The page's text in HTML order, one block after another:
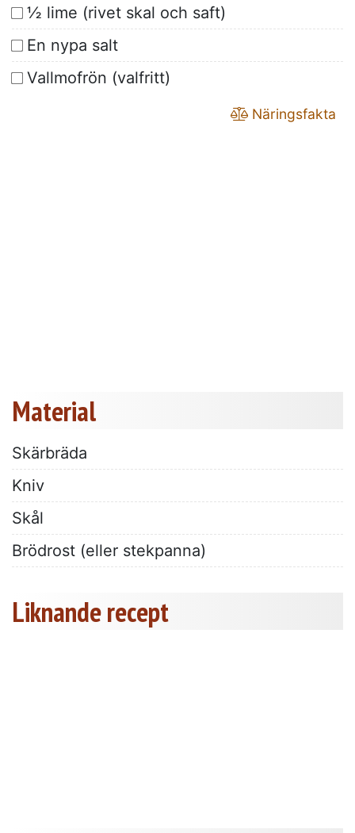
½ lime (rivet skal och saft)
En nypa salt
Vallmofrön (valfritt)
Näringsfakta
Material
Skärbräda
Kniv
Skål
Brödrost (eller stekpanna)
Liknande recept